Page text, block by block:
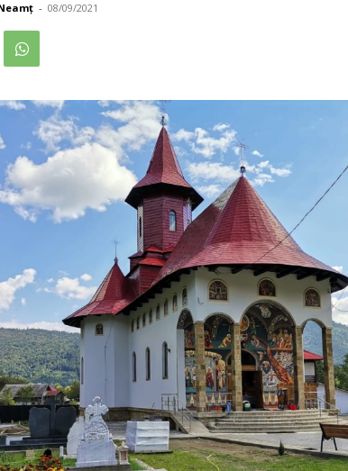
- 08/09/2021